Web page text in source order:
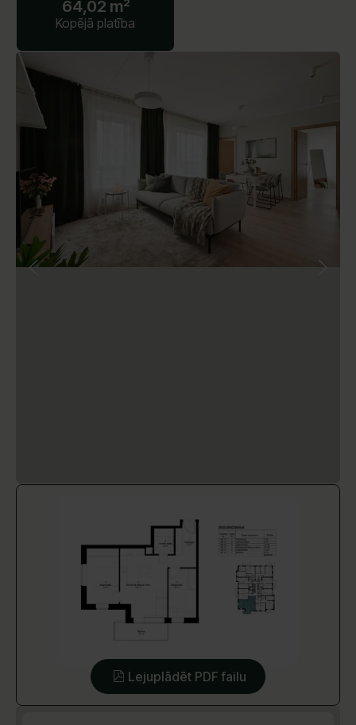
64,02 m²
Kopējā platība
Lejuplādēt PDF failu